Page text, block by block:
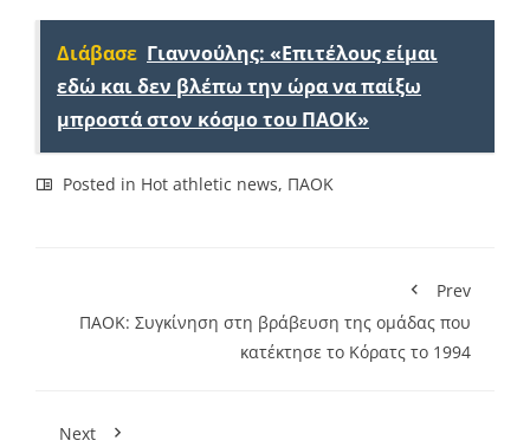
Διάβασε Γιαννούλης: «Επιτέλους είμαι
εδώ και δεν βλέπω την ώρα να παίξω
μπροστά στον κόσμο του ΠΑΟΚ»
Posted in Hot athletic news, ΠΑΟΚ
Prev
ΠΑΟΚ: Συγκίνηση στη βράβευση της ομάδας που
κατέκτησε το Κόρατς το 1994
Next